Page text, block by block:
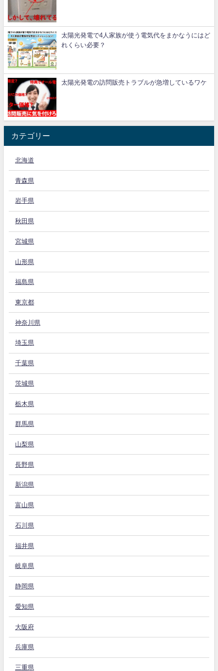
太陽光発電で4人家族が使う電気代をまかなうにはど
れくらい必要？
太陽光発電の訪問販売トラブルが急増しているワケ
カテゴリー
北海道
青森県
岩手県
秋田県
宮城県
山形県
福島県
東京都
神奈川県
埼玉県
千葉県
茨城県
栃木県
群馬県
山梨県
長野県
新潟県
富山県
石川県
福井県
岐阜県
静岡県
愛知県
大阪府
兵庫県
三重県